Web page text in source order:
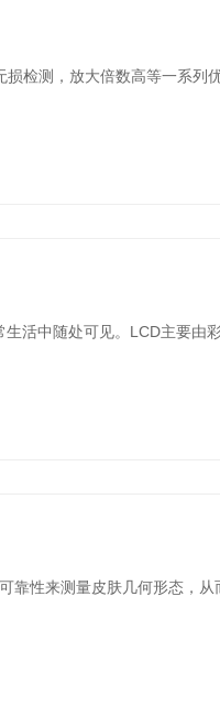
检测，放大倍数高等一系列
活中随处可见。LCD主要由
靠性来测量皮肤几何形态，